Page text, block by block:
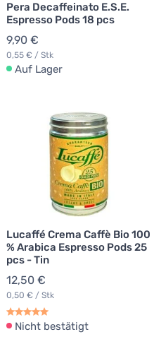
Pera Decaffeinato E.S.E.
Espresso Pods 18 pcs
9,90 €
0,55 € / Stk
Auf Lager
Lucaffé Crema Caffè Bio 100
% Arabica Espresso Pods 25
pcs - Tin
12,50 €
0,50 € / Stk
Nicht bestätigt